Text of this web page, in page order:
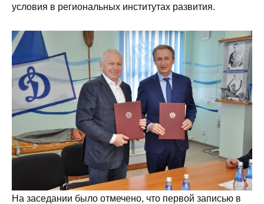
условия в региональных институтах развития.
На заседании было отмечено, что первой записью в